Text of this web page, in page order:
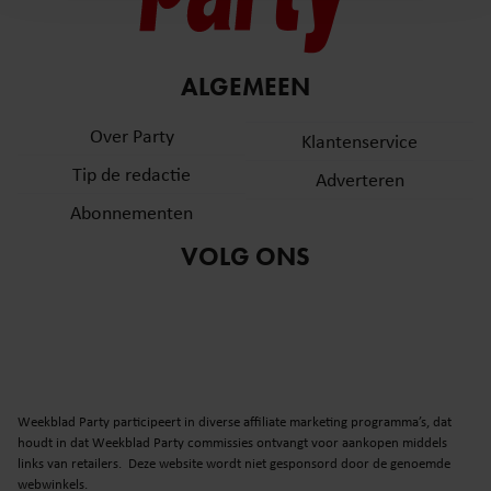
en om ons websiteverkeer te analyseren. Ook delen we
informatie over uw gebruik van onze site met onze
partners kunnen deze gegevens combineren met andere
verzameld op basis van uw gebruik van hun services. U
gaat akkoord met onze cookies als u onze website blijft
ALGEMEEN
Over Party
Tip de redactie
Abonnementen
Klantenservice
Adverteren
VOLG ONS
Weekblad Party participeert in diverse affiliate marketing programma’s, dat
houdt in dat Weekblad Party commissies ontvangt voor aankopen middels
links van retailers. Deze website wordt niet gesponsord door de genoemde
webwinkels.